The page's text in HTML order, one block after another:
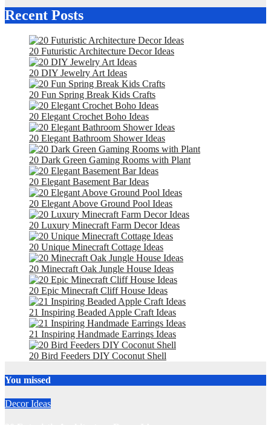
Recent Posts
20 Futuristic Architecture Decor Ideas
20 DIY Jewelry Art Ideas
20 Fun Spring Break Kids Crafts
20 Elegant Crochet Boho Ideas
20 Elegant Bathroom Shower Ideas
20 Dark Green Gaming Rooms with Plant
20 Elegant Basement Bar Ideas
20 Elegant Above Ground Pool Ideas
20 Luxury Minecraft Farm Decor Ideas
20 Unique Minecraft Cottage Ideas
20 Minecraft Oak Jungle House Ideas
20 Epic Minecraft Cliff House Ideas
21 Inspiring Beaded Apple Craft Ideas
21 Inspiring Handmade Earrings Ideas
20 Bird Feeders DIY Coconut Shell
You missed
Decor Ideas